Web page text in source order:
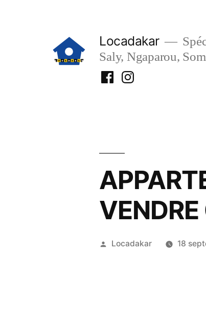
Locadakar
Saly, Ngaparou,
FacebookInstagram
Publié
Locadakar 18